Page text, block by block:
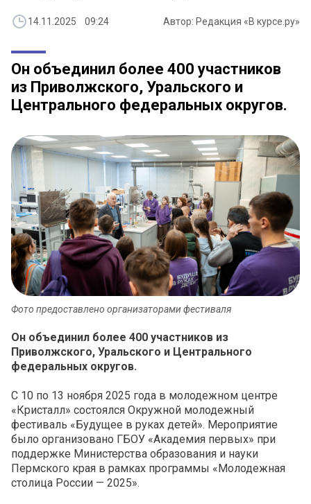
14.11.2025 09:24 Автор: Редакция «В курсе.ру»
Он объединил более 400 участников
из Приволжского, Уральского и
Центрального федеральных округов.
Фото предоставлено организаторами фестиваля
Он объединил более 400 участников из
Приволжского, Уральского и Центрального
федеральных округов.
С 10 по 13 ноября 2025 года в молодежном центре
«Кристалл» состоялся Окружной молодежный
фестиваль «Будущее в руках детей». Мероприятие
было организовано ГБОУ «Академия первых» при
поддержке Министерства образования и науки
Пермского края в рамках программы «Молодежная
столица России — 2025».